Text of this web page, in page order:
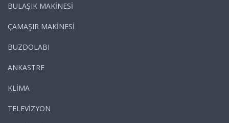
BULAŞIK MAKİNESİ
ÇAMAŞIR MAKİNESİ
BUZDOLABI
ANKASTRE
KLİMA
TELEVİZYON